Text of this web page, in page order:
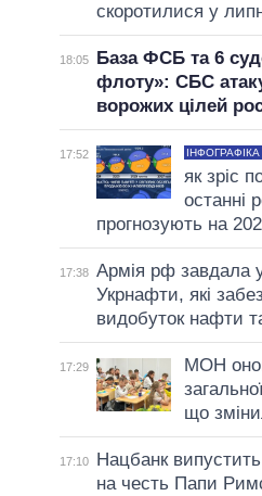
скоротилися у
18:05
База ФСБ та 6
флоту»: СБС
ворожих цілей
17:52 ІНФОГРАФІКА
як зріс
останні
прогнозують на
17:38 Армія рф завдала
Укрнафти, які
видобуток нафти
17:29
МОН
що
17:10
Нацбанк
на честь Папи